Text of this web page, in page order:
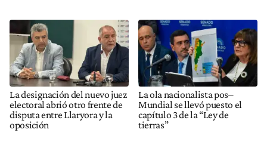
La designación del nuevo juez
electoral abrió otro frente de
disputa entre Llaryora y la
oposición
La ola nacionalista pos–
Mundial se llevó puesto el
capítulo 3 de la “Ley de
tierras”